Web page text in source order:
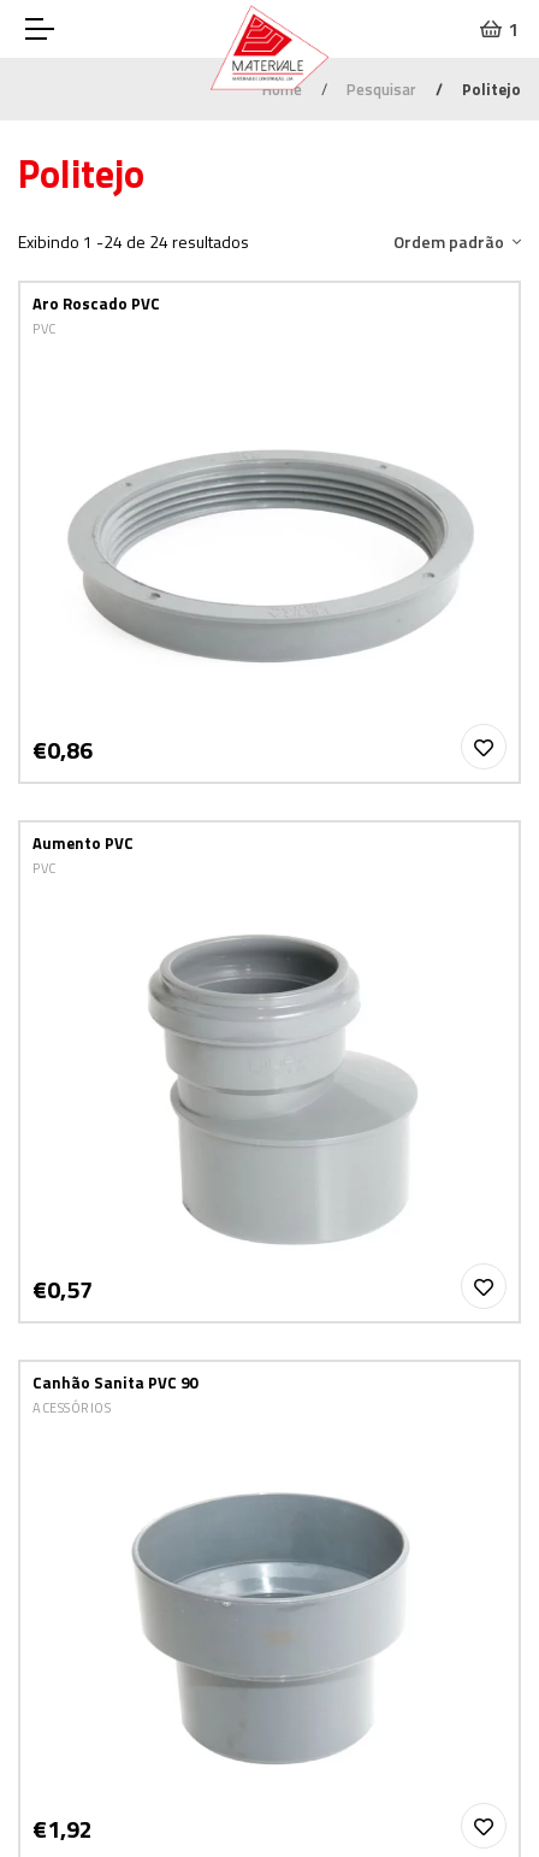
1
Home Pesquisar Politejo
Politejo
Exibindo 1 -24 de 24 resultados Ordem padrão
Aro Roscado PVC
PVC
€0,86
Aumento PVC
PVC
€0,57
Canhão Sanita PVC 90
ACESSÓRIOS
€1,92